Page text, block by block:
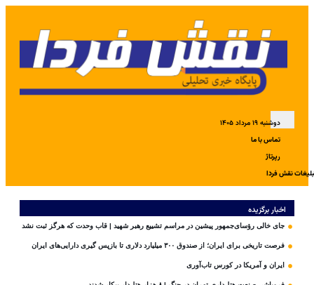
دوشنبه ۱۹ مرداد ۱۴۰۵
تماس با ما
رپرتاژ
نقش فردا
اخبار برگزیده
جای خالی رؤسای‌جمهور پیشین در مراسم تشییع رهبر شهید | قاب وحدت که هرگز ثبت نشد
فرصت تاریخی برای ایران؛ از صندوق ۳۰۰ میلیارد دلاری تا بازپس گیری دارایی‌های ایران
ایران و آمریکا در کورس تاب‌آوری